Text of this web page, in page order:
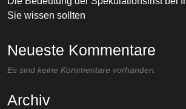
Sie wissen sollten
Neueste Kommentare
Es sind keine Kommentare vorhanden.
Archiv